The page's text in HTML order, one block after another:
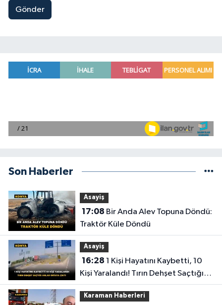
Gönder
Son Haberler
Asayiş
17:08
Traktör Küle Döndü
Asayiş
16:28
Kişi Yaralandı! Tırın Dehşet Saçtığı
Anlar Ortaya Çıktı
Karaman Haberleri